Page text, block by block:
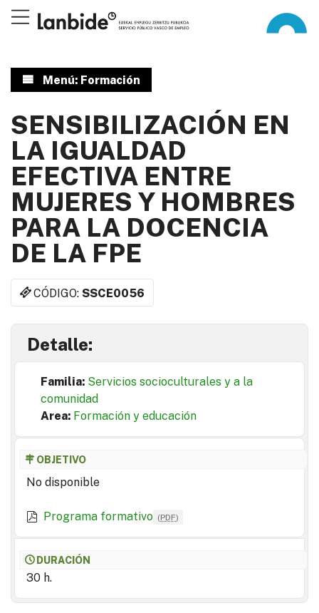
Menú: Formación
SENSIBILIZACIÓN EN
LA IGUALDAD
EFECTIVA ENTRE
MUJERES Y HOMBRES
PARA LA DOCENCIA
DE LA FPE
CÓDIGO:SSCE0056
Detalle:
Familia: Servicios socioculturales y a la
comunidad
Area: Formación y educación
OBJETIVO
No disponible
Programa formativo (PDF)
DURACIÓN
30 h.